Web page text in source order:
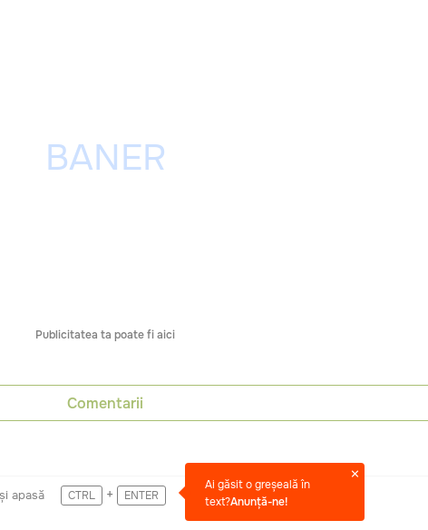
Publicitatea ta poate fi aici
Comentarii
apasă CTRL + ENTER
Ai găsit o greșeală în
text?Anunță-ne!